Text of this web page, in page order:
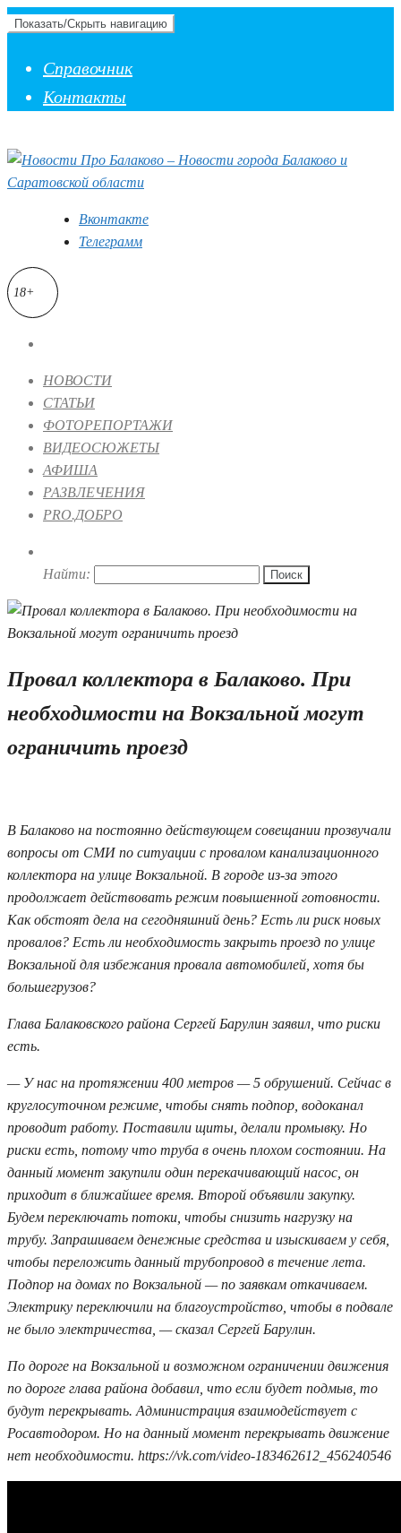
Показать/Скрыть навигацию
Справочник
Контакты
Вконтакте
Телеграмм
18+
НОВОСТИ
СТАТЬИ
ФОТОРЕПОРТАЖИ
ВИДЕОСЮЖЕТЫ
АФИША
РАЗВЛЕЧЕНИЯ
PRO.ДОБРО
Найти:
Провал коллектора в Балаково. При
необходимости на Вокзальной могут
ограничить проезд
В Балаково на постоянно действующем совещании прозвучали
вопросы от СМИ по ситуации с провалом канализационного
коллектора на улице Вокзальной. В городе из-за этого
продолжает действовать режим повышенной готовности.
Как обстоят дела на сегодняшний день? Есть ли риск новых
провалов? Есть ли необходимость закрыть проезд по улице
Вокзальной для избежания провала автомобилей, хотя бы
большегрузов?
Глава Балаковского района Сергей Барулин заявил, что риски
есть.
— У нас на протяжении 400 метров — 5 обрушений. Сейчас в
круглосуточном режиме, чтобы снять подпор, водоканал
проводит работу. Поставили щиты, делали промывку. Но
риски есть, потому что труба в очень плохом состоянии. На
данный момент закупили один перекачивающий насос, он
приходит в ближайшее время. Второй объявили закупку.
Будем переключать потоки, чтобы снизить нагрузку на
трубу. Запрашиваем денежные средства и изыскиваем у себя,
чтобы переложить данный трубопровод в течение лета.
Подпор на домах по Вокзальной — по заявкам откачиваем.
Электрику переключили на благоустройство, чтобы в подвале
не было электричества, — сказал Сергей Барулин.
По дороге на Вокзальной и возможном ограничении движения
по дороге глава района добавил, что если будет подмыв, то
будут перекрывать. Администрация взаимодействует с
Росавтодором. Но на данный момент перекрывать движение
нет необходимости. https://vk.com/video-183462612_456240546